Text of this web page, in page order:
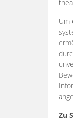
Um
Zu